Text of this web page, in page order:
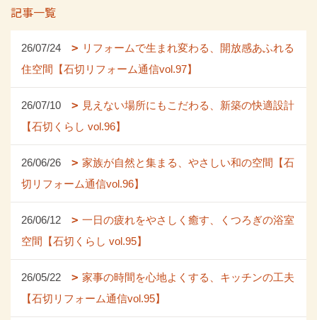
記事一覧
26/07/24
リフォームで生まれ変わる、開放感あふれる
住空間【石切リフォーム通信vol.97】
26/07/10
見えない場所にもこだわる、新築の快適設計
【石切くらし vol.96】
26/06/26
家族が自然と集まる、やさしい和の空間【石
切リフォーム通信vol.96】
26/06/12
一日の疲れをやさしく癒す、くつろぎの浴室
空間【石切くらし vol.95】
26/05/22
家事の時間を心地よくする、キッチンの工夫
【石切リフォーム通信vol.95】